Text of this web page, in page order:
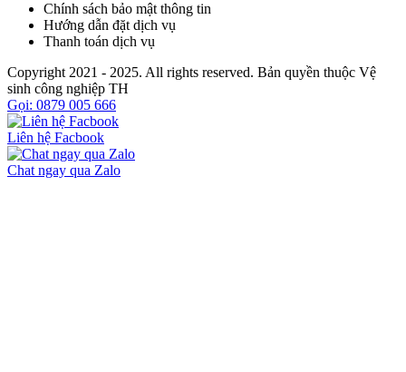
Chính sách bảo mật thông tin
Hướng dẫn đặt dịch vụ
Thanh toán dịch vụ
Copyright 2021 - 2025. All rights reserved. Bản quyền thuộc Vệ
sinh công nghiệp TH
Gọi: 0879 005 666
Liên hệ Facbook
Chat ngay qua Zalo